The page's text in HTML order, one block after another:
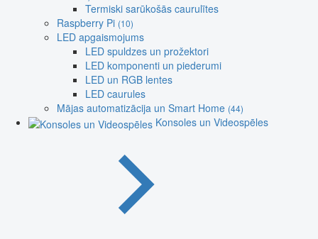
Termiski sarūkošās caurulītes
Raspberry Pi (10)
LED apgaismojums
LED spuldzes un prožektori
LED komponenti un piederumi
LED un RGB lentes
LED caurules
Mājas automatizācija un Smart Home (44)
Konsoles un Videospēles